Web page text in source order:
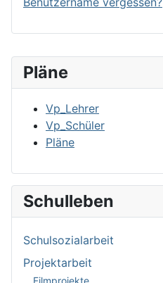
Pläne
Vp_Lehrer
Vp_Schüler
Pläne
Schulleben
Schulsozialarbeit
Projektarbeit